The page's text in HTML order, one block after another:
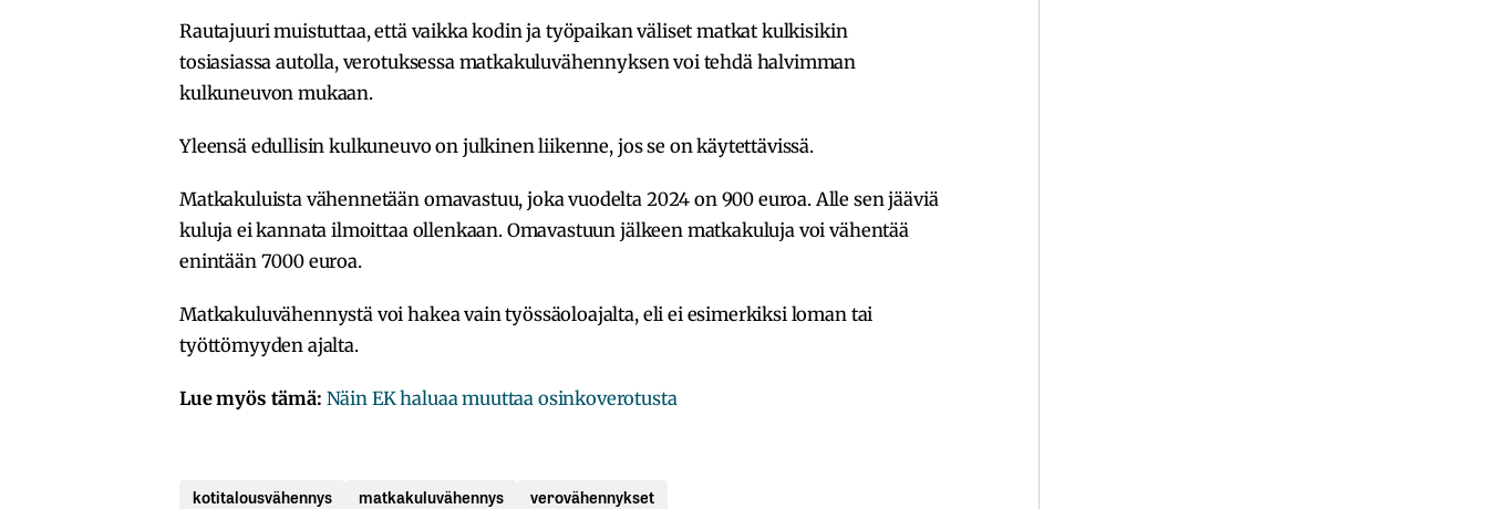
Rautajuuri muistuttaa, että vaikka kodin ja työpaikan väliset matkat kulkisikin
tosiasiassa autolla, verotuksessa matkakuluvähennyksen voi tehdä halvimman
kulkuneuvon mukaan.
Yleensä edullisin kulkuneuvo on julkinen liikenne, jos se on käytettävissä.
Matkakuluista vähennetään omavastuu, joka vuodelta 2024 on 900 euroa. Alle sen jääviä
kuluja ei kannata ilmoittaa ollenkaan. Omavastuun jälkeen matkakuluja voi vähentää
enintään 7000 euroa.
Matkakuluvähennystä voi hakea vain työssäoloajalta, eli ei esimerkiksi loman tai
työttömyyden ajalta.
Lue myös tämä: Näin EK haluaa muuttaa osinkoverotusta
kotitalousvähennys matkakuluvähennys verovähennykset